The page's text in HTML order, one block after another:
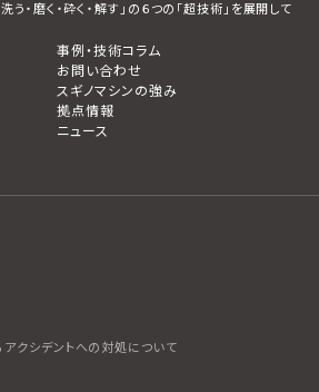
う・磨く・砕く・解す」の６つの「超技術」を展開して
事例・技術コラム
お問い合わせ
スギノマシンの強み
拠点情報
ニュース
アクシデントへの対処について